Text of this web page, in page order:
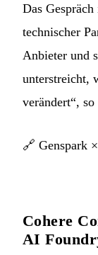
Das
technischer
Anbieter und
unterstreicht,
verändert“,
🔗 Genspark
Cohere
AI